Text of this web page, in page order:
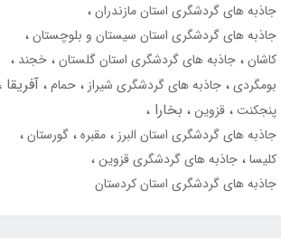
جاذبه های گردشگری استان مازندران
جاذبه های گردشگری استان سیستان و بلوچستان
کاشان جاذبه های گردشگری استان گلستان خجند
بومگردی جاذبه های گردشگری شیراز حمام آفریقا
پنجکنت قزوین بخارا
جاذبه های گردشگری استان البرز مقبره گورستان
کلیسا جاذبه های گردشگری قزوین
جاذبه های گردشگری استان کردستان